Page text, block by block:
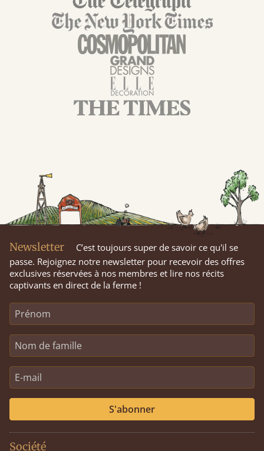
Newsletter
C’est toujours super de savoir ce qu'il se
passe. Rejoignez notre newsletter pour recevoir des offres
exclusives réservées à nos membres et lire nos récits
captivants en direct de la ferme !
S'abonner
Société